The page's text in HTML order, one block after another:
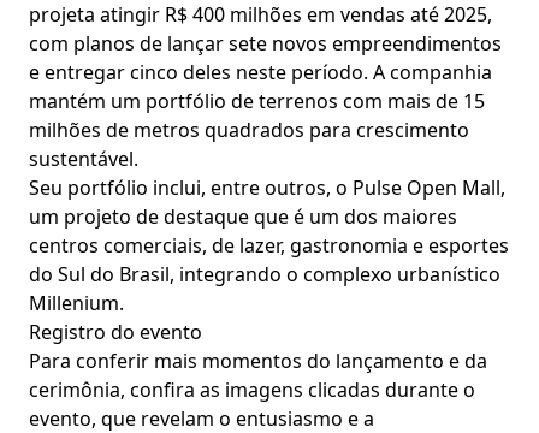
projeta atingir R$ 400 milhões em vendas até 2025,
com planos de lançar sete novos empreendimentos
e entregar cinco deles neste período. A companhia
mantém um portfólio de terrenos com mais de 15
milhões de metros quadrados para crescimento
sustentável.
Seu portfólio inclui, entre outros, o Pulse Open Mall,
um projeto de destaque que é um dos maiores
centros comerciais, de lazer, gastronomia e esportes
do Sul do Brasil, integrando o complexo urbanístico
Millenium.
Registro do evento
Para conferir mais momentos do lançamento e da
cerimônia, confira as imagens clicadas durante o
evento, que revelam o entusiasmo e a